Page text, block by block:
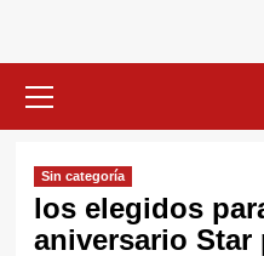
primario
Sin categorí­a
los elegidos
aniversario